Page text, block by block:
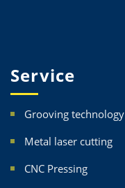
Service
Grooving technology
Metal laser cutting
CNC Pressing